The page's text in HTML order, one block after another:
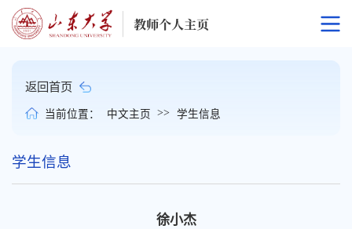
当前位置： 中文主页 >> 学生信息
返回首页
学生信息
徐小杰